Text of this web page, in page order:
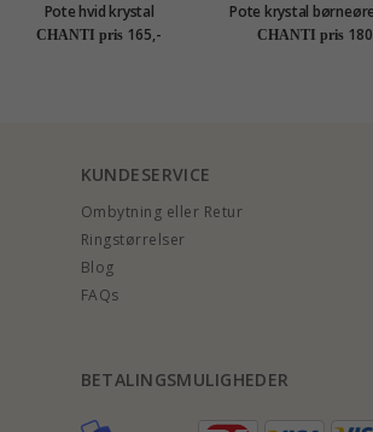
Pote hvid krystal
børneøreringe i forgyldt
sølv - Little Ones
CHANTI pris 165,-
Pote krystal
i sølv - Little
CHANTI pris
KUNDESERVICE
Ombytning eller Retur
Ringstørrelser
Blog
FAQs
BETALINGSMULIGHEDER